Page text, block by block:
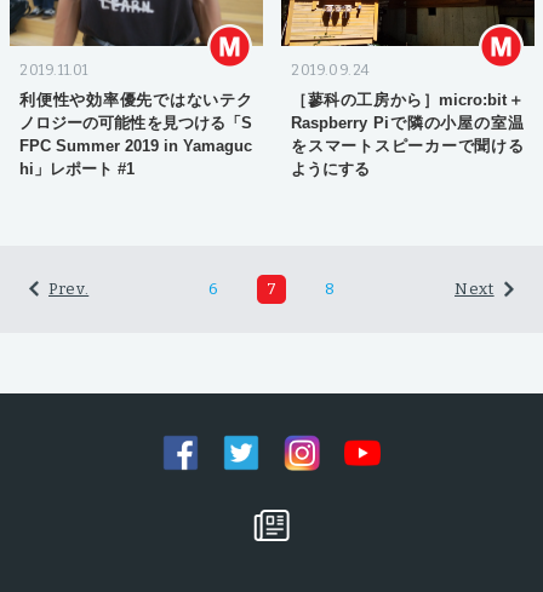
2019.11.01
利便性や効率優先ではないテク
ノロジーの可能性を見つける「S
FPC Summer 2019 in Yamaguc
hi」レポート #1
2019.09.24
［蓼科の工房から］micro:bit＋
Raspberry Piで隣の小屋の室温
をスマートスピーカーで聞ける
ようにする
Prev. 6 7 8 Next